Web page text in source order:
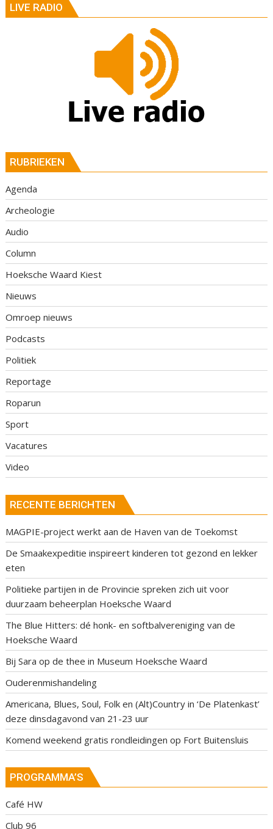
LIVE RADIO
RUBRIEKEN
Agenda
Archeologie
Audio
Column
Hoeksche Waard Kiest
Nieuws
Omroep nieuws
Podcasts
Politiek
Reportage
Roparun
Sport
Vacatures
Video
RECENTE BERICHTEN
MAGPIE-project werkt aan de Haven van de Toekomst
De Smaakexpeditie inspireert kinderen tot gezond en lekker
eten
Politieke partijen in de Provincie spreken zich uit voor
duurzaam beheerplan Hoeksche Waard
The Blue Hitters: dé honk- en softbalvereniging van de
Hoeksche Waard
Bij Sara op de thee in Museum Hoeksche Waard
Ouderenmishandeling
Americana, Blues, Soul, Folk en (Alt)Country in ‘De Platenkast’
deze dinsdagavond van 21-23 uur
Komend weekend gratis rondleidingen op Fort Buitensluis
PROGRAMMA’S
Café HW
Club 96